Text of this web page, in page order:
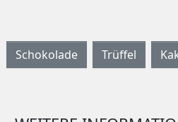
Schokolade Trüffel